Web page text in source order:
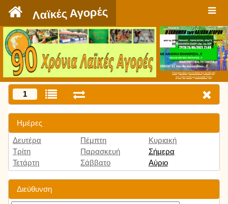
Λαϊκές Αγορές
Πατήστε εδώ για να δείτε την εκπομπή
την Τρίτη 9:00 μμ και κάθε Τρίτη
1
Ημέρες
Δευτέρα
Τρίτη
Τετάρτη
Πέμπτη
Παρασκευή
Σάββατο
Κυριακή
Σήμερα
Αύριο
Διεύθυνση